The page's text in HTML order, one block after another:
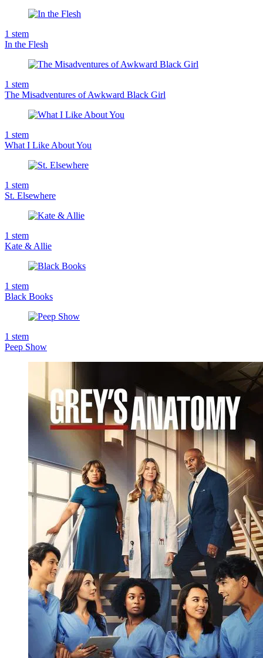
1 stem
In the Flesh
1 stem
The Misadventures of Awkward Black Girl
1 stem
What I Like About You
1 stem
St. Elsewhere
1 stem
Kate & Allie
1 stem
Black Books
1 stem
Peep Show